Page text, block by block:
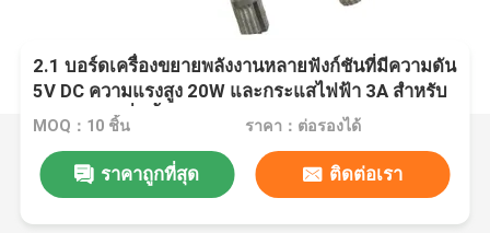
2.1 บอร์ดเครื่องขยายพลังงานหลายฟังก์ชันที่มีความดัน
5V DC ความแรงสูง 20W และกระแสไฟฟ้า 3A สําหรับ
ผลงานเสียงที่ดีขึ้น
MOQ：10 ชิ้น ราคา：ต่อรองได้
ราคาถูกที่สุด ติดต่อเรา